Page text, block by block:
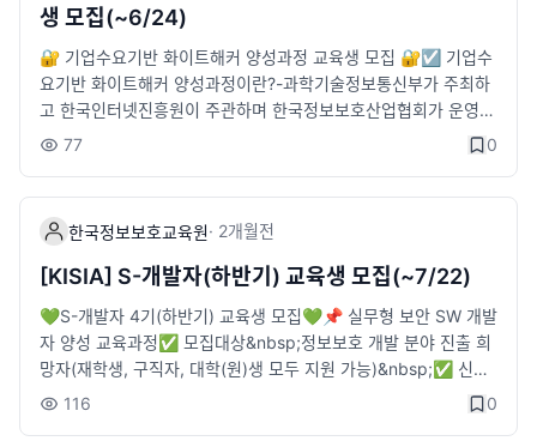
생 모집(~6/24)
🔐 기업수요기반 화이트해커 양성과정 교육생 모집 🔐☑️ 기업수
요기반 화이트해커 양성과정이란?-과학기술정보통신부가 주최하
고 한국인터넷진흥원이 주관하며 한국정보보호산업협회가 운영하
는 교육사업-공통교육과 심화교육 바탕의 집체교육을 진행한 후,
집기간~ 2026.06.24(수) 23:59👨‍🎓 교육대상2026년 기준 대학
졸업예정자, 졸업자, 구직자(30명 모집)- 정보보호 관련 전공자 및
자격증 소지 등 기본지식을 갖춘 자- 교육 종료 후 취업 연계가 가
능한 자- 교육 일정에 참여 가능한 자 ('26.7~'26.12, 일 8시간)🗓️
교육일정- 공통과정(4주) : 2026.07.03(금) ~ 2026.07.31(금)-
심화과정(8주)· 취약점 분석 트랙 : 2026.08.03(월) ~ 2026.08.
31(월)· 디지털 포렌식 트랙 : 2026.09.01(화) ~ 2026.09.30
(수)- 프로젝트(8주) : 2026.10.01(목) ~ 2026.11.27(금)- 프로
77 0
한국정보보호교육원· 2개월전
[KISIA] S-개발자(하반기) 교육생 모집(~7/22)
💚S-개발자 4기(하반기) 교육생 모집💚📌 실무형 보안 SW 개발
자 양성 교육과정✅ 모집대상&nbsp;정보보호 개발 분야 진출 희
망자(재학생, 구직자, 대학(원)생 모두 지원 가능)&nbsp;✅ 신청
방법&nbsp;STEP① 구글폼 신청 등록 https://link24.kr/DwGL
116 0